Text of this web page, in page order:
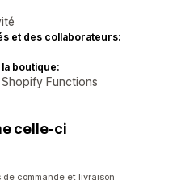
et des collaborateurs:
boutique:
Functions
celle-ci
commande et livraison